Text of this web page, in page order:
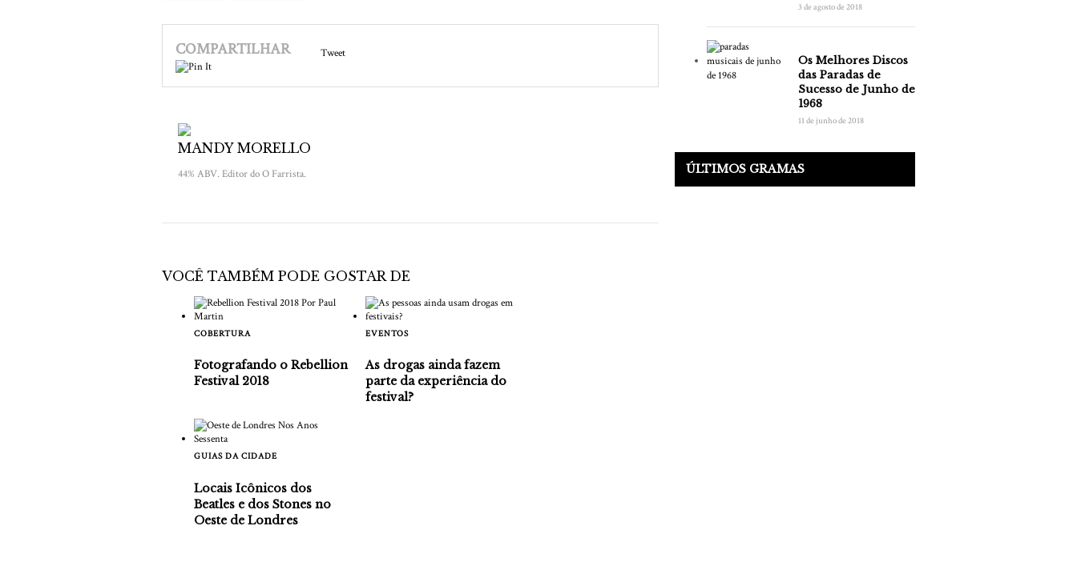
COMPARTILHAR Tweet
MANDY MORELLO
44% ABV. Editor do O Farrista.
VOCÊ TAMBÉM PODE GOSTAR DE
COBERTURA
Fotografando o Rebellion
Festival 2018
EVENTOS
As drogas ainda fazem
parte da experiência do
festival?
GUIAS DA CIDADE
Locais Icônicos dos
Beatles e dos Stones no
Oeste de Londres
3 de agosto de 2018
Os Melhores Discos
das Paradas de
Sucesso de Junho de
1968
11 de junho de 2018
ÚLTIMOS GRAMAS